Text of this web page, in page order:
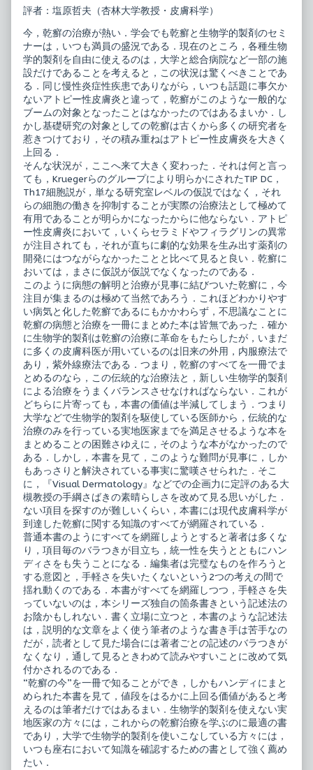
ト
10
こ
ま
で
わ
か
っ
た
乾
癬
の
病
態
と
治
療
published
on
膚
科
臨
床
ア
セ
ッ
ト
10
こ
こ
ま
で
わ
か
っ
た
乾
癬
の
病
態
と
治
療,
評者：塩原哲夫（杏林大学教授・皮膚科学）
今，乾癬の治療が熱い．学会でも乾癬と生物学的製剤のセミ
ナーは，いつも満員の盛況である．現在のところ，各種生物
学的製剤を自由に使えるのは，大学と総合病院など一部の施
設だけであることを考えると，この状況は驚くべきことであ
る．同じ慢性炎症性疾患でありながら，いつも話題に事欠か
ないアトピー性皮膚炎と違って，乾癬がこのような一般的な
ブームの対象となったことはなかったのではあるまいか．し
かし基礎研究の対象としての乾癬は古くから多くの研究者を
惹きつけており，その積み重ねはアトピー性皮膚炎を大きく
上回る．
そんな状況が，ここへ来て大きく変わった．それは何と言っ
ても，Kruegerらのグループにより明らかにされたTIP DC，
Th17細胞説が，単なる研究室レベルの仮説ではなく，それ
らの細胞の働きを抑制することが実際の治療法として極めて
有用であることが明らかになったからに他ならない．アトピ
ー性皮膚炎において，いくらセラミドやフィラグリンの異常
が注目されても，それが直ちに劇的な効果を生み出す薬剤の
開発にはつながらなかったことと比べて見ると良い．乾癬に
おいては，まさに仮説が仮説でなくなったのである．
このように病態の解明と治療が見事に結びついた乾癬に，今
注目が集まるのは極めて当然であろう．これほどわかりやす
い病気と化した乾癬であるにもかかわらず，不思議なことに
乾癬の病態と治療を一冊にまとめた本は皆無であった．確か
に生物学的製剤は乾癬の治療に革命をもたらしたが，いまだ
に多くの皮膚科医が用いているのは旧来の外用，内服療法で
あり，紫外線療法である．つまり，乾癬のすべてを一冊でま
とめるのなら，この伝統的な治療法と，新しい生物学的製剤
による治療をうまくバランスさせなければならない．これが
どちらに片寄っても，本書の価値は半減してしまう．つまり
大学などで生物学的製剤を駆使している医師から，伝統的な
治療のみを行っている実地医家までを満足させるような本を
まとめることの困難さゆえに，そのような本がなかったので
ある．しかし，本書を見て，このような難問が見事に，しか
もあっさりと解決されている事実に驚嘆させられた．そこ
に，『Visual Dermatology』などでの企画力に定評のある大
槻教授の手綱さばきの素晴らしさを改めて見る思いがした．
ない項目を探すのが難しいくらい，本書には現代皮膚科学が
到達した乾癬に関する知識のすべてが網羅されている．
普通本書のようにすべてを網羅しようとすると著者は多くな
り，項目毎のバラつきが目立ち，統一性を失うとともにハン
ディさをも失うことになる．編集者は完璧なものを作ろうと
する意図と，手軽さを失いたくないという2つの考えの間で
揺れ動くのである．本書がすべてを網羅しつつ，手軽さを失
っていないのは，本シリーズ独自の箇条書きという記述法の
お陰かもしれない．書く立場に立つと，本書のような記述法
は，説明的な文章をよく使う筆者のような書き手は苦手なの
だが，読者として見た場合には著者ごとの記述のバラつきが
なくなり，通して見るときわめて読みやすいことに改めて気
付かされるのである．
“乾癬の今”を一冊で知ることができ，しかもハンディにまと
められた本書を見て，値段をはるかに上回る価値があると考
えるのは筆者だけではあるまい．生物学的製剤を使えない実
地医家の方々には，これからの乾癬治療を学ぶのに最適の書
であり，大学で生物学的製剤を使いこなしている方々には，
いつも座右において知識を確認するための書として強く薦め
たい．